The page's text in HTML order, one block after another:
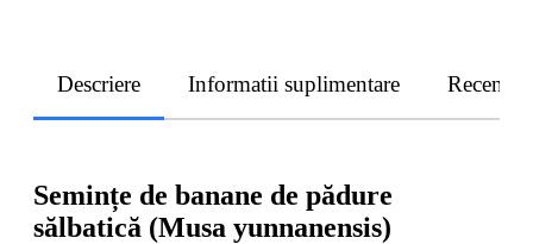
Descriere Informatii suplimentare Recenzii
Semințe de banane de pădure
sălbatică (Musa yunnanensis)